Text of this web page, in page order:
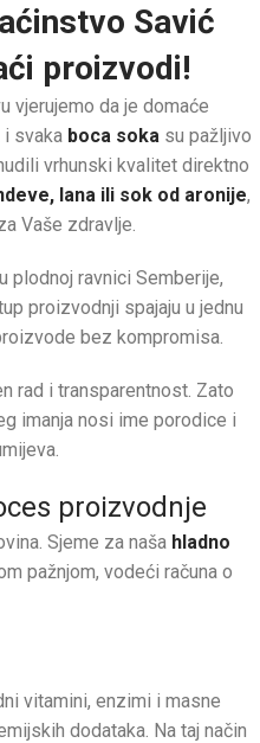
Savić
proizvodi!
vjerujemo da je domaće
i svaka boca soka su pažljivo
vrhunski kvalitet direktno
lana ili sok od aronije,
Vaše zdravlje.
plodnoj ravnici Semberije,
proizvodnji spajaju u jednu
bez kompromisa.
rad i transparentnost. Zato
imanja nosi ime porodice i
proizvodnje
Sjeme za naša hladno
pažnjom, vodeći računa o
vitamini, enzimi i masne
dodataka. Na taj način